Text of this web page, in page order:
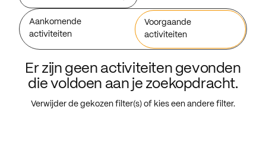
Aankomende
activiteiten
Voorgaande
activiteiten
Er zijn geen activiteiten gevonden
die voldoen aan je zoekopdracht.
Verwijder de gekozen filter(s) of kies een andere filter.